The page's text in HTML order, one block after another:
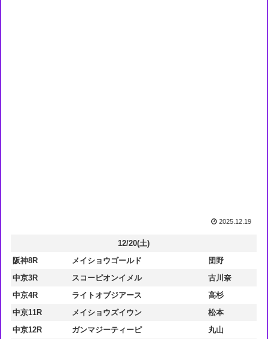
2025.12.19
12/20(土)
阪神8R
メイショウゴールド
団野
中京3R
スコーピオンイメル
古川奈
中京4R
ライトオブジアース
高杉
中京11R
メイショウズイウン
松本
中京12R
ガンマジーティーピ
丸山